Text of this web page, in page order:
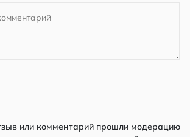
или комментарий прошли модерацию